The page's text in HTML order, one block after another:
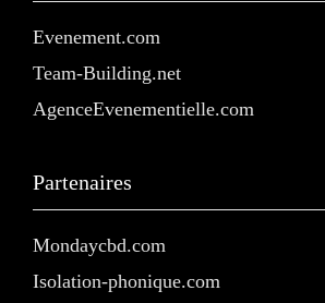
Evenement.com
Team-Building.net
AgenceEvenementielle.com
Partenaires
Mondaycbd.com
Isolation-phonique.com